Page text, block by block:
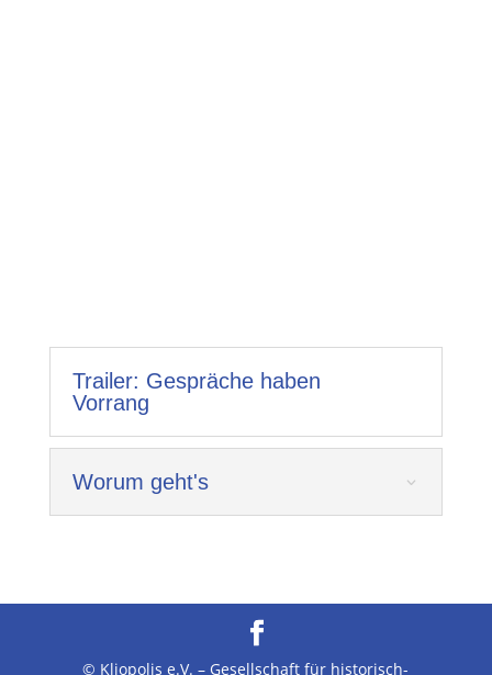
Trailer: Gespräche haben
Vorrang
Worum geht's
© Kliopolis e.V. – Gesellschaft für historisch-